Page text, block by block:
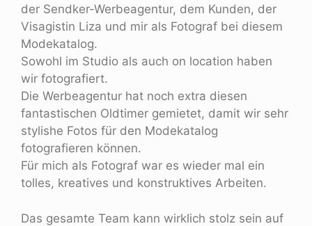
der Sendker-Werbeagentur, dem Kunden, der
Visagistin Liza und mir als Fotograf bei diesem
Modekatalog.
Sowohl im Studio als auch on location haben
wir fotografiert.
Die Werbeagentur hat noch extra diesen
fantastischen Oldtimer gemietet, damit wir sehr
stylishe Fotos für den Modekatalog
fotografieren können.
Für mich als Fotograf war es wieder mal ein
tolles, kreatives und konstruktives Arbeiten.
Das gesamte Team kann wirklich stolz sein auf